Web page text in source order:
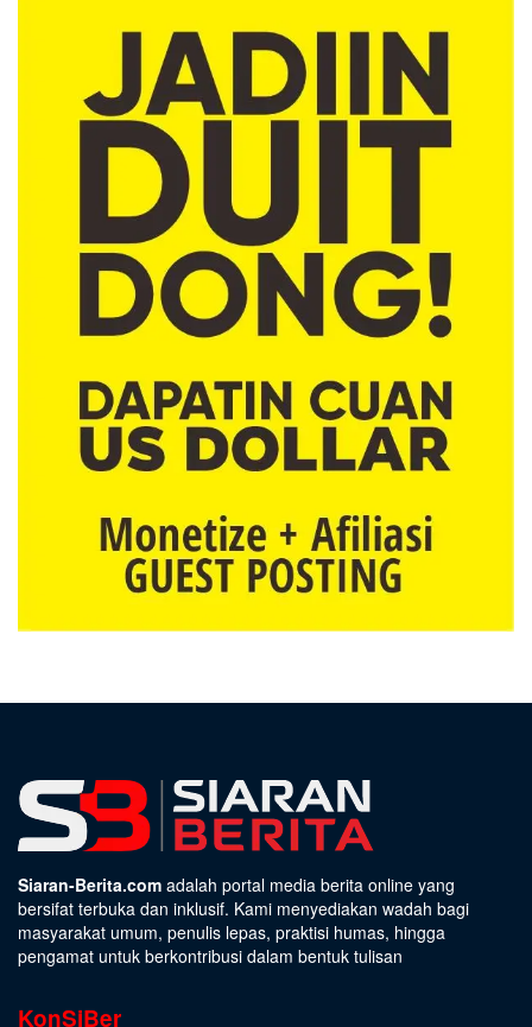
Siaran-Berita.com adalah portal media berita online yang
bersifat terbuka dan inklusif. Kami menyediakan wadah bagi
masyarakat umum, penulis lepas, praktisi humas, hingga
pengamat untuk berkontribusi dalam bentuk tulisan
KonSiBer